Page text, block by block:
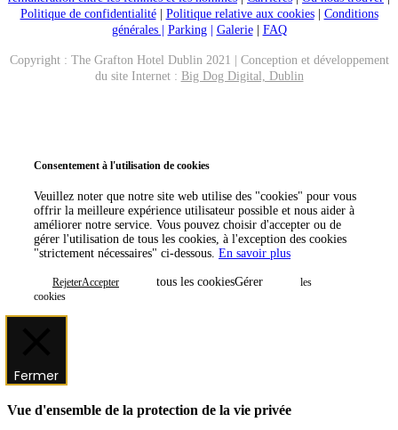
Politique de confidentialité| Politique relative aux cookies| Conditions
générales |
Parking Galerie| FAQ
Copyright : The Grafton Hotel Dublin 2021 | Conception et développement
du site Internet : Big Dog Digital, Dublin
Consentement à l'utilisation de cookies
Veuillez noter que notre site web utilise des "cookies" pour vous
offrir la meilleure expérience utilisateur possible et nous aider à
améliorer notre service. Vous pouvez choisir d'accepter ou de
gérer l'utilisation de tous les cookies, à l'exception des cookies
"strictement nécessaires" ci-dessous. En savoir plus
RejeterAccepter tous les cookiesGérer
les
cookies
Fermer
Vue d'ensemble de la protection de la vie privée